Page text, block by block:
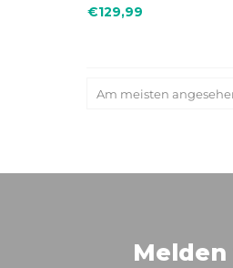
€129,99
Am meisten